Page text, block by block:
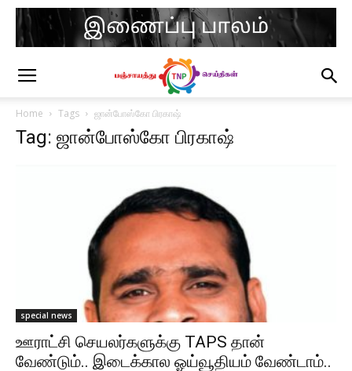
Home Tags ஜான்போஸ்கோ பிரகாஷ்
Tag: ஜான்போஸ்கோ பிரகாஷ்
special news
ஊராட்சி செயலர்களுக்கு TAPS தான்
வேண்டும்.. இடைக்கால ஓய்வூதியம் வேண்டாம்..